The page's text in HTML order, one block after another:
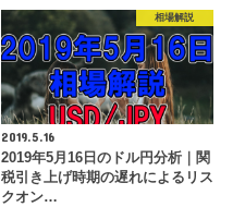
相場解説
2019.5.16
2019年5月16日のドル円分析｜関
税引き上げ時期の遅れによるリス
クオン…